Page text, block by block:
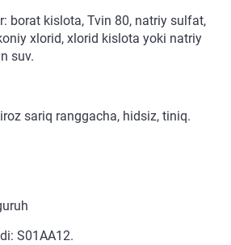
borat kislota, Tvin 80, natriy sulfat,
xlorid, xlorid kislota yoki natriy
suv.
sariq ranggacha, hidsiz, tiniq.
S01AA12.